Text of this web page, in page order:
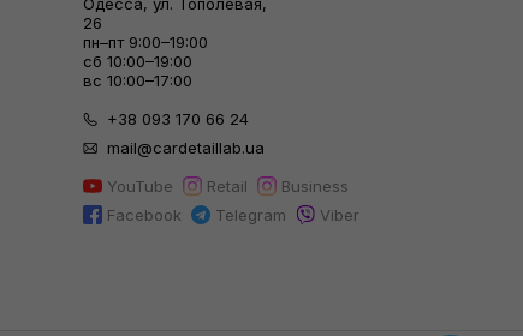
26
пн–пт 9:00–19:00
сб 10:00–19:00
вс 10:00–17:00
+38 093 170 66 24
mail@cardetaillab.ua
YouTube
Retail
Business
Facebook
Telegram Viber